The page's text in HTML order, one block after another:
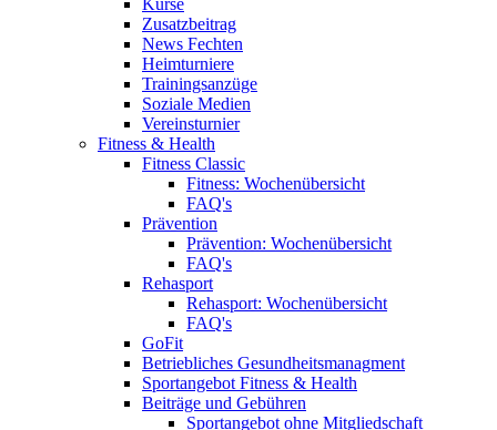
Zusatzbeitrag
News Fechten
Heimturniere
Trainingsanzüge
Soziale Medien
Vereinsturnier
Fitness & Health
Fitness Classic
Fitness: Wochenübersicht
FAQ's
Prävention
Prävention: Wochenübersicht
FAQ's
Rehasport
Rehasport: Wochenübersicht
FAQ's
GoFit
Betriebliches Gesundheitsmanagment
Sportangebot Fitness & Health
Beiträge und Gebühren
Sportangebot ohne Mitgliedschaft